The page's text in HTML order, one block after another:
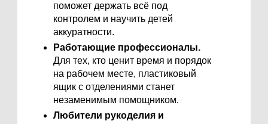
поможет держать всё под
контролем и научить детей
аккуратности.
Работающие профессионалы.
Для тех, кто ценит время и порядок
на рабочем месте, пластиковый
ящик с отделениями станет
незаменимым помощником.
Любители рукоделия и